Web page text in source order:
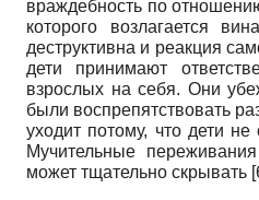
враждебность по
которого возлагается
деструктивна и реакция
дети принимают
взрослых на себя. Они
были воспрепятствовать
уходит потому, что дети
Мучительные
может тщательно скрывать